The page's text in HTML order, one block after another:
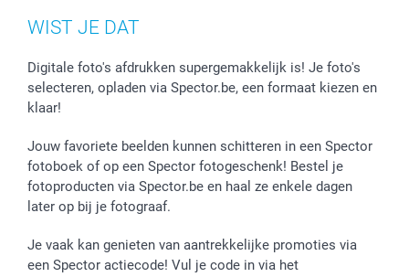
WIST JE DAT
Digitale foto's afdrukken supergemakkelijk is! Je foto's
selecteren, opladen via Spector.be, een formaat kiezen en
klaar!
Jouw favoriete beelden kunnen schitteren in een Spector
fotoboek of op een Spector fotogeschenk! Bestel je
fotoproducten via Spector.be en haal ze enkele dagen
later op bij je fotograaf.
Je vaak kan genieten van aantrekkelijke promoties via
een Spector actiecode! Vul je code in via het